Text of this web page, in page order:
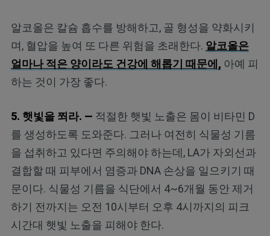
알코올은 칼슘 흡수를 방해하고, 골 형성을 약화시키
며, 혈압을 높여 또 다른 위험을 초래한다. 알코올은
얼마나 적은 양이라도 건강에 해롭기 때문에, 아예 피
하는 것이 가장 좋다.
5. 햇빛을 쬐라. — 적절한 햇빛 노출은 몸이 비타민 D
를 생성하도록 도와준다. 그러나 여전히 식물성 기름
을 섭취하고 있다면 주의해야 하는데, LA가 자외선과
결합할 때 피부에서 염증과 DNA 손상을 일으키기 때
문이다. 식물성 기름을 식단에서 4~6개월 동안 제거
하기 전까지는 오전 10시부터 오후 4시까지의 피크
시간대 햇빛 노출을 피해야 한다.